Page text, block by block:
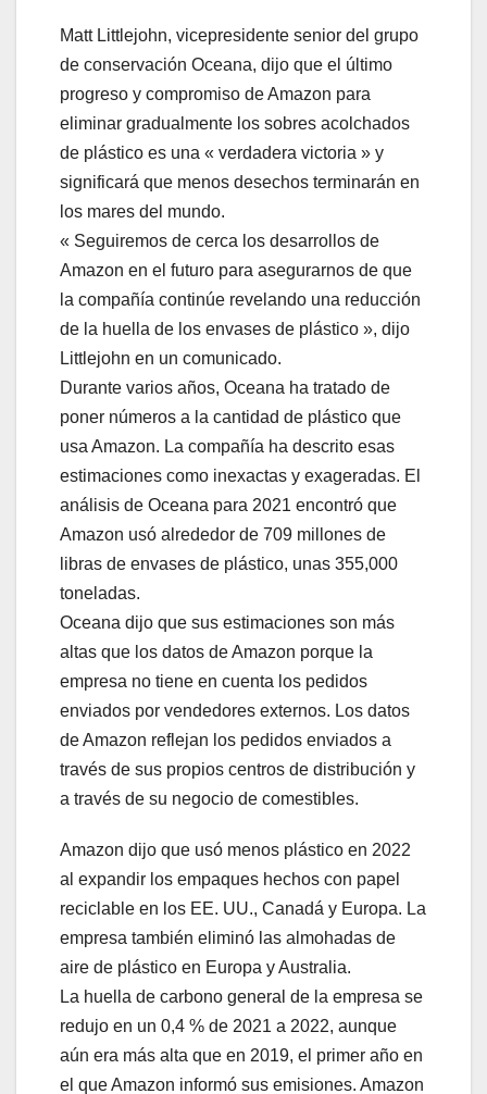
Matt Littlejohn, vicepresidente senior del grupo
de conservación Oceana, dijo que el último
progreso y compromiso de Amazon para
eliminar gradualmente los sobres acolchados
de plástico es una « verdadera victoria » y
significará que menos desechos terminarán en
los mares del mundo.
« Seguiremos de cerca los desarrollos de
Amazon en el futuro para asegurarnos de que
la compañía continúe revelando una reducción
de la huella de los envases de plástico », dijo
Littlejohn en un comunicado.
Durante varios años, Oceana ha tratado de
poner números a la cantidad de plástico que
usa Amazon. La compañía ha descrito esas
estimaciones como inexactas y exageradas. El
análisis de Oceana para 2021 encontró que
Amazon usó alrededor de 709 millones de
libras de envases de plástico, unas 355,000
toneladas.
Oceana dijo que sus estimaciones son más
altas que los datos de Amazon porque la
empresa no tiene en cuenta los pedidos
enviados por vendedores externos. Los datos
de Amazon reflejan los pedidos enviados a
través de sus propios centros de distribución y
a través de su negocio de comestibles.
Amazon dijo que usó menos plástico en 2022
al expandir los empaques hechos con papel
reciclable en los EE. UU., Canadá y Europa. La
empresa también eliminó las almohadas de
aire de plástico en Europa y Australia.
La huella de carbono general de la empresa se
redujo en un 0,4 % de 2021 a 2022, aunque
aún era más alta que en 2019, el primer año en
el que Amazon informó sus emisiones. Amazon